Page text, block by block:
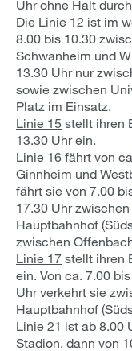
Uhr ohne Halt
Die Linie 12 ist im
8.00 bis 10.30
Schwanheim und
13.30 Uhr nur
sowie zwischen
Platz im Einsatz.
Linie 15 stellt ihren
13.30 Uhr ein.
Linie 16 fährt von
Ginnheim und
fährt sie von 7.00
17.30 Uhr
Hauptbahnhof
zwischen
Linie 17 stellt ihren
ein. Von ca. 7.00
Uhr verkehrt sie
Hauptbahnhof
Linie 21 ist ab 8.00
Stadion, dann von